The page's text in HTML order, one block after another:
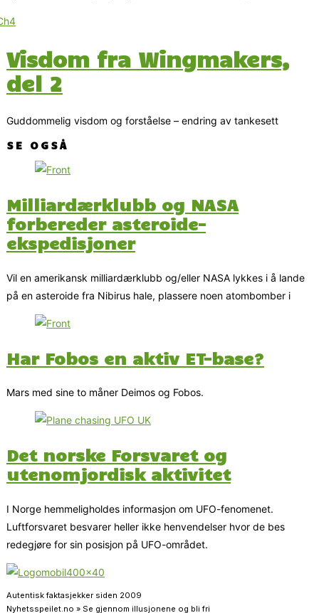
Visdom fra Wingmakers,
del 2
Guddommelig visdom og forståelse – endring av tankesett
SE OGSÅ
Milliardærklubb og NASA
forbereder asteroide-
ekspedisjoner
Vil en amerikansk milliardærklubb og/eller NASA lykkes i å lande
på en asteroide fra Nibirus hale, plassere noen atombomber i
Har Fobos en aktiv ET-base?
Mars med sine to måner Deimos og Fobos.
Det norske Forsvaret og
utenomjordisk aktivitet
I Norge hemmeligholdes informasjon om UFO-fenomenet.
Luftforsvaret besvarer heller ikke henvendelser hvor de bes
redegjøre for sin posisjon på UFO-området.
Autentisk faktasjekker siden 2009
Nyhetsspeilet.no » Se gjennom illusjonene og bli fri